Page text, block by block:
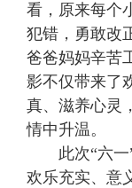
看，原来每个
犯错，勇敢改
爸爸妈妈辛苦
影不仅带来了
真、滋养心灵
情中升温。
此次“六一”
欢乐充实、意